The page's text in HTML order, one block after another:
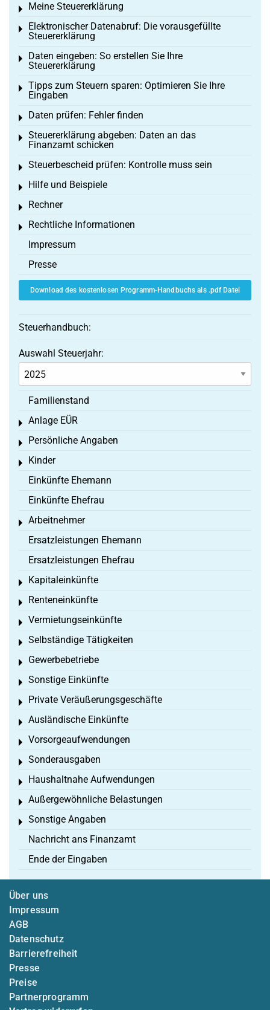
Meine Steuererklärung
Toggle menu
Elektronischer Datenabruf: Die vorausgefüllte
Steuererklärung
Toggle menu
Daten eingeben: So erstellen Sie Ihre
Steuererklärung
Toggle menu
Tipps zum Steuern sparen: Optimieren Sie Ihre
Eingaben
Toggle menu
Daten prüfen: Fehler finden
Toggle menu
Steuererklärung abgeben: Daten an das
Finanzamt schicken
Toggle menu
Steuerbescheid prüfen: Kontrolle muss sein
Toggle menu
Hilfe und Beispiele
Toggle menu
Rechner
Toggle menu
Rechtliche Informationen
Toggle menu
Impressum
Presse
Download des kostenlosen Programm-Handbuchs als .pdf Datei
Steuerhandbuch:
Auswahl Steuerjahr:
Familienstand
Anlage EÜR
Toggle menu
Persönliche Angaben
Toggle menu
Kinder
Toggle menu
Einkünfte Ehemann
Einkünfte Ehefrau
Arbeitnehmer
Toggle menu
Ersatzleistungen Ehemann
Ersatzleistungen Ehefrau
Kapitaleinkünfte
Toggle menu
Renteneinkünfte
Toggle menu
Vermietungseinkünfte
Toggle menu
Selbständige Tätigkeiten
Toggle menu
Gewerbebetriebe
Toggle menu
Sonstige Einkünfte
Toggle menu
Private Veräußerungsgeschäfte
Toggle menu
Ausländische Einkünfte
Toggle menu
Vorsorgeaufwendungen
Toggle menu
Sonderausgaben
Toggle menu
Haushaltnahe Aufwendungen
Toggle menu
Außergewöhnliche Belastungen
Toggle menu
Sonstige Angaben
Toggle menu
Nachricht ans Finanzamt
Ende der Eingaben
Über uns
Impressum
AGB
Datenschutz
Barrierefreiheit
Presse
Preise
Partnerprogramm